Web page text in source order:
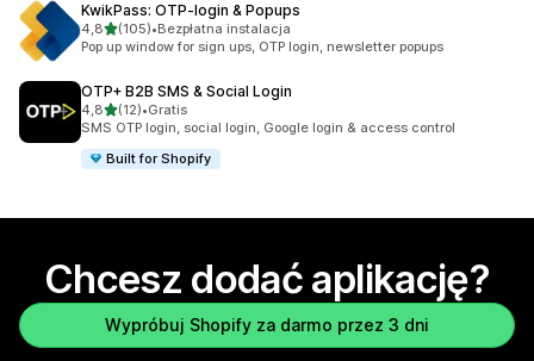
KwikPass: OTP‑login & Popups
4,8na 5 gwiazdek
(105)
Łączna liczba recenzji: 105
•Bezpłatna instalacja
Pop up window for sign ups, OTP login, newsletter popups
OTP+ B2B SMS & Social Login
4,8na 5 gwiazdek
(12)
Łączna liczba recenzji: 12
•Gratis
SMS OTP login, social login, Google login & access control
Built for Shopify
Chcesz dodać aplikację?
Wypróbuj Shopify za darmo przez 3 dni